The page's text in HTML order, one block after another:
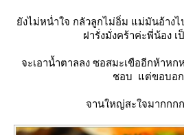
งไม่หน่ำใจ กลัวลูกไม่อิ่ม แม่มันอ้างไ
ฝารั่งมั่งคร้าค่ะพี่น้อง เ
จะเอาน้ำตาลลง ซอสมะเขืออีกห้าหก
ชอบ แต่ขอบอก
จานใหญ่สะใจมากกก